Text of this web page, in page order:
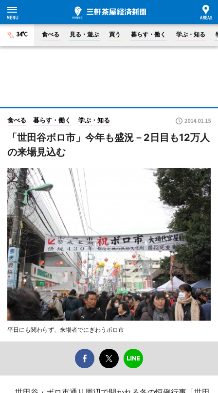
34°C 食べる 見る・遊ぶ 買う 暮らす・働く 学ぶ・知る
食べる 暮らす・働く 学ぶ・知る 2014.01.15
「世田谷ボロ市」今年も盛況－2日目も12万人
の来場見込む
平日にも関わらず、来場者でにぎわうボロ市